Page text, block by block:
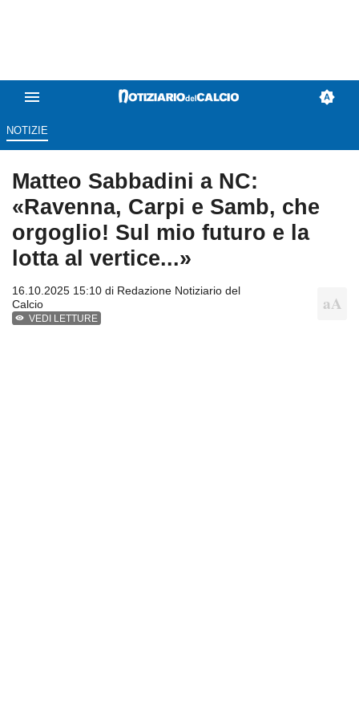
NOTIZIE
Matteo Sabbadini a NC:
«Ravenna, Carpi e Samb, che
orgoglio! Sul mio futuro e la
lotta al vertice...»
16.10.2025 15:10 di Redazione Notiziario del
Calcio
VEDI LETTURE